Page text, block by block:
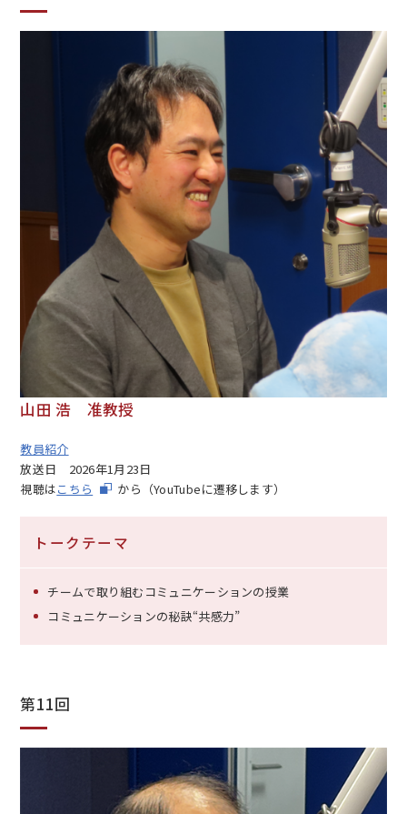
山田 浩 准教授
教員紹介
放送日 2026年1月23日
視聴はこちら から（YouTubeに遷移します）
トークテーマ
チームで取り組むコミュニケーションの授業
コミュニケーションの秘訣“共感力”
第11回